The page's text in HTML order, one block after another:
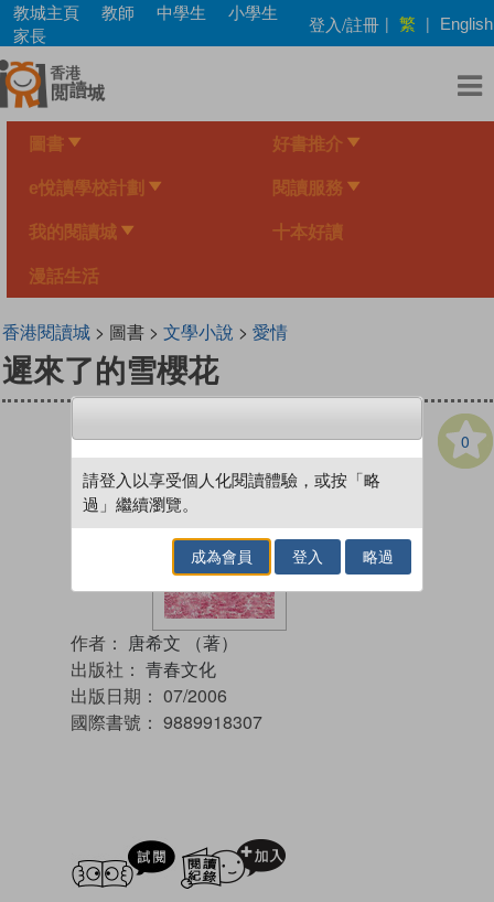
Skip
main
content
教城主頁 教師 中學生
小學生
家長
登入/註冊 | 繁 | English
圖書 好書推介
e悅讀學校計劃 閱讀服務
我的閱讀城 十本好讀
漫話生活
香港閱讀城> 圖書 > 文學小說 > 愛情
遲來了的雪櫻花
0
作者： 唐希文 （著）
出版社： 青春文化
出版日期： 07/2006
國際書號： 9889918307
試閲
請登入以享受個人化閱讀體驗，或按「略
過」繼續瀏覽。
成為會員 登入 略過